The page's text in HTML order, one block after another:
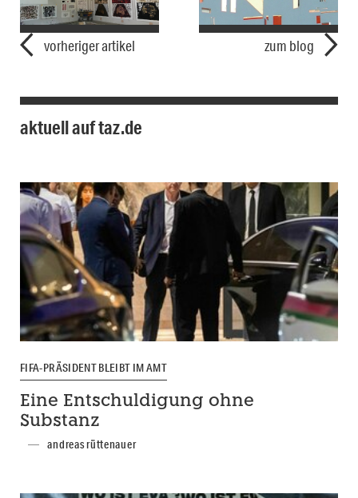
vorheriger artikel zum blog
aktuell auf taz.de
FIFA-PRÄSIDENT BLEIBT IM AMT
Eine Entschuldigung ohne
Substanz
andreas rüttenauer